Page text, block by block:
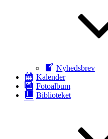
Nyhedsbrev
Kalender
Fotoalbum
Biblioteket